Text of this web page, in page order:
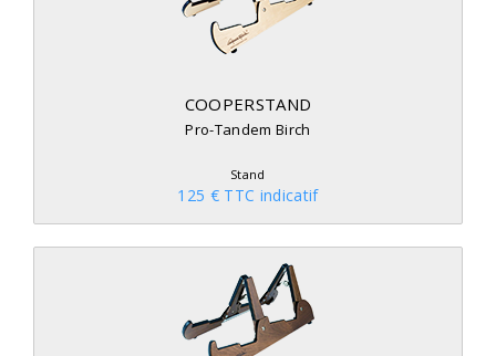
COOPERSTAND
Pro-Tandem Birch
Stand
125 € TTC indicatif